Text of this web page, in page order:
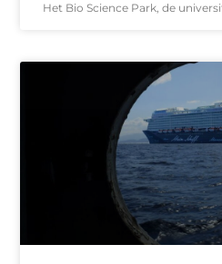
Het Bio Science Park, de